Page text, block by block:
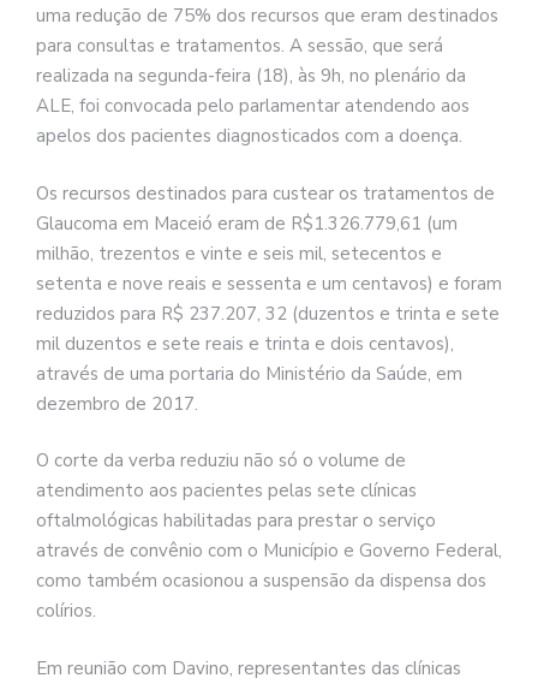
uma redução de 75% dos recursos que eram destinados
para consultas e tratamentos. A sessão, que será
realizada na segunda-feira (18), às 9h, no plenário da
ALE, foi convocada pelo parlamentar atendendo aos
apelos dos pacientes diagnosticados com a doença.
Os recursos destinados para custear os tratamentos de
Glaucoma em Maceió eram de R$1.326.779,61 (um
milhão, trezentos e vinte e seis mil, setecentos e
setenta e nove reais e sessenta e um centavos) e foram
reduzidos para R$ 237.207, 32 (duzentos e trinta e sete
mil duzentos e sete reais e trinta e dois centavos),
através de uma portaria do Ministério da Saúde, em
dezembro de 2017.
O corte da verba reduziu não só o volume de
atendimento aos pacientes pelas sete clínicas
oftalmológicas habilitadas para prestar o serviço
através de convênio com o Município e Governo Federal,
como também ocasionou a suspensão da dispensa dos
colírios.
Em reunião com Davino, representantes das clínicas